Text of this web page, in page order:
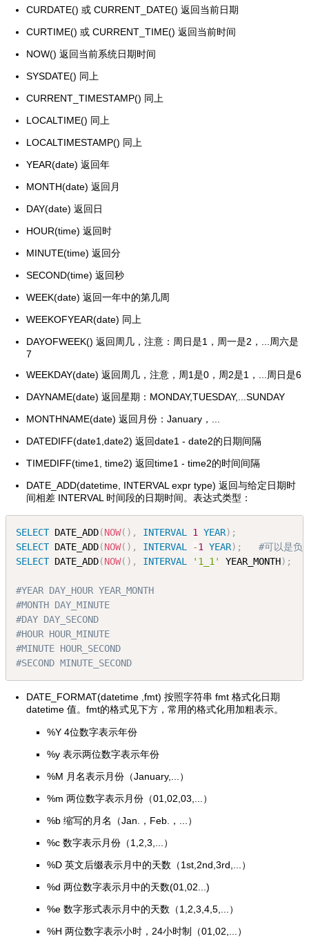
CURDATE() 或 CURRENT_DATE() 返回当前日期
CURTIME() 或 CURRENT_TIME() 返回当前时间
NOW() 返回当前系统日期时间
SYSDATE() 同上
CURRENT_TIMESTAMP() 同上
LOCALTIME() 同上
LOCALTIMESTAMP() 同上
YEAR(date) 返回年
MONTH(date) 返回月
DAY(date) 返回日
HOUR(time) 返回时
MINUTE(time) 返回分
SECOND(time) 返回秒
WEEK(date) 返回一年中的第几周
WEEKOFYEAR(date) 同上
DAYOFWEEK() 返回周几，注意：周日是1，周一是2，...周六是
7
WEEKDAY(date) 返回周几，注意，周1是0，周2是1， ...周日是6
DAYNAME(date) 返回星期：MONDAY,TUESDAY,...SUNDAY
MONTHNAME(date) 返回月份：January， ...
DATEDIFF(date1,date2) 返回date1 - date2的日期间隔
TIMEDIFF(time1, time2) 返回time1 - time2的时间间隔
DATE_ADD(datetime, INTERVAL expr type) 返回与给定日期时
间相差 INTERVAL 时间段的日期时间。表达式类型：
SELECT DATE_ADD(NOW( ) , INTERVAL 1 YEAR) ;
SELECT DATE_ADD(NOW( ) , INTERVAL -1 YEAR) ;
#可以是负
SELECT DATE_ADD(NOW( ) , INTERVAL '1_1' YEAR_MONTH) ;
#YEAR DAY_HOUR YEAR_MONTH
#MONTH DAY_MINUTE
#DAY DAY_SECOND
#HOUR HOUR_MINUTE
#MINUTE HOUR_SECOND
#SECOND MINUTE_SECOND
DATE_FORMAT(datetime ,fmt) 按照字符串 fmt 格式化日期
datetime 值。fmt的格式见下方，常用的格式化用加粗表示。
%Y 4位数字表示年份
%y 表示两位数字表示年份
%M 月名表示月份（January,...）
%m 两位数字表示月份（01,02,03,...）
%b 缩写的月名（Jan.，Feb.，...）
%c 数字表示月份（1,2,3,...）
%D 英文后缀表示月中的天数（1st,2nd,3rd,...）
%d 两位数字表示月中的天数(01,02...)
%e 数字形式表示月中的天数（1,2,3,4,5,...）
%H 两位数字表示小时，24小时制（01,02,...）